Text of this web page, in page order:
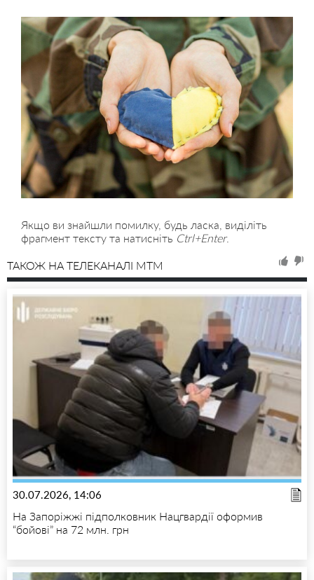
Якщо ви знайшли помилку, будь ласка, виділіть
фрагмент тексту та натисніть Ctrl+Enter.
ТАКОЖ НА ТЕЛЕКАНАЛІ MTM
30.07.2026, 14:06
На Запоріжжі підполковник Нацгвардії оформив
“бойові” на 72 млн. грн